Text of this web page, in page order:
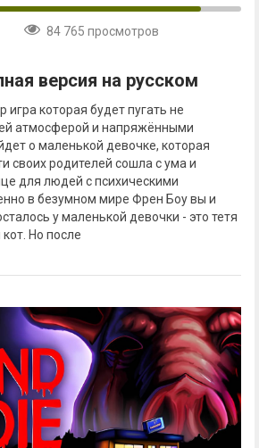
84 765 просмотров
версия на русском
игра которая будет пугать не
атмосферой и напряжёнными
о маленькой девочке, которая
своих родителей сошла с ума и
для людей с психическими
в безумном мире Френ Боу вы и
у маленькой девочки - это тетя
Но после